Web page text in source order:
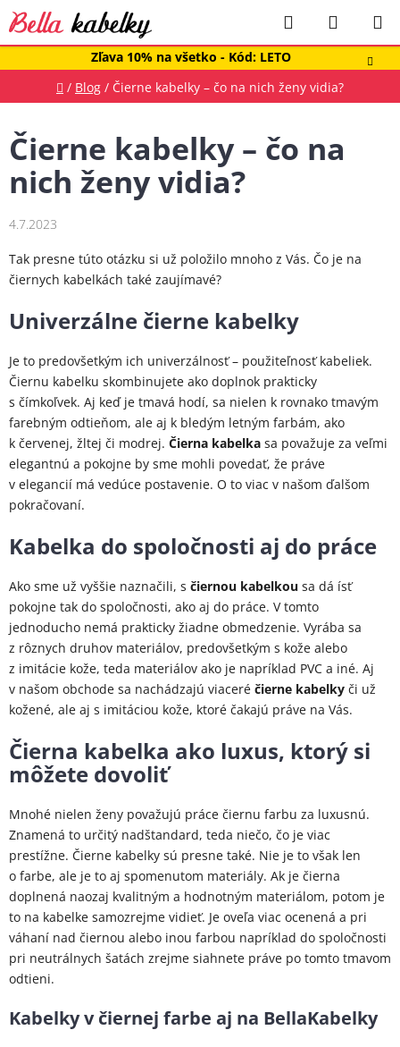
Prejsť
na
obsah
Zľava 10% na všetko - Kód: LETO
Hľadať
KOŠÍK
Domov
/ Blog / Čierne kabelky – čo na nich ženy vidia?
Čierne kabelky – čo na
nich ženy vidia?
4.7.2023
Tak presne túto otázku si už položilo mnoho z Vás. Čo je na
čiernych kabelkách také zaujímavé?
Univerzálne čierne kabelky
Je to predovšetkým ich univerzálnosť – použiteľnosť kabeliek.
Čiernu kabelku skombinujete ako doplnok prakticky
s čímkoľvek. Aj keď je tmavá hodí, sa nielen k rovnako tmavým
farebným odtieňom, ale aj k bledým letným farbám, ako
k červenej, žltej či modrej. Čierna kabelka sa považuje za veľmi
elegantnú a pokojne by sme mohli povedať, že práve
v elegancií má vedúce postavenie. O to viac v našom ďalšom
pokračovaní.
Kabelka do spoločnosti aj do práce
Ako sme už vyššie naznačili, s čiernou kabelkou sa dá ísť
pokojne tak do spoločnosti, ako aj do práce. V tomto
jednoducho nemá prakticky žiadne obmedzenie. Vyrába sa
z rôznych druhov materiálov, predovšetkým s kože alebo
z imitácie kože, teda materiálov ako je napríklad PVC a iné. Aj
v našom obchode sa nachádzajú viaceré čierne kabelky či už
kožené, ale aj s imitáciou kože, ktoré čakajú práve na Vás.
Čierna kabelka ako luxus, ktorý si
môžete dovoliť
Mnohé nielen ženy považujú práce čiernu farbu za luxusnú.
Znamená to určitý nadštandard, teda niečo, čo je viac
prestížne. Čierne kabelky sú presne také. Nie je to však len
o farbe, ale je to aj spomenutom materiály. Ak je čierna
doplnená naozaj kvalitným a hodnotným materiálom, potom je
to na kabelke samozrejme vidieť. Je oveľa viac ocenená a pri
váhaní nad čiernou alebo inou farbou napríklad do spoločnosti
pri neutrálnych šatách zrejme siahnete práve po tomto tmavom
odtieni.
Kabelky v čiernej farbe aj na BellaKabelky